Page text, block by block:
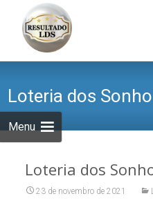
Menu
Loteria dos
Loteria dos
23 de novembro de 2021